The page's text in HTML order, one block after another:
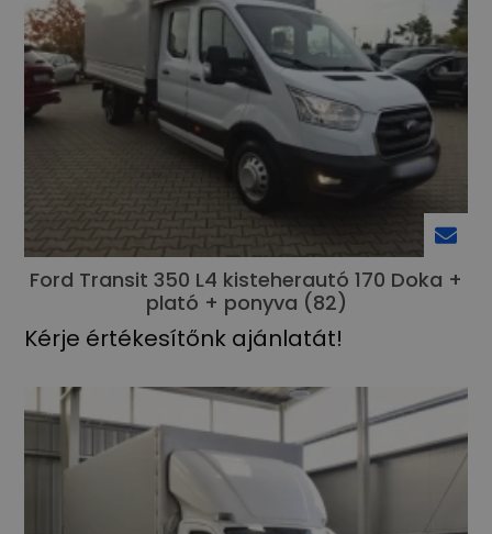
Ford Transit 350 L4 kisteherautó 170 Doka +
plató + ponyva (82)
Kérje értékesítőnk ajánlatát!